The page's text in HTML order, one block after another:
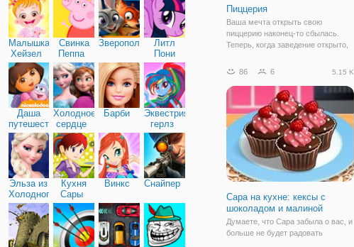
Малышка
Хейзел
Свинка
Пеппа
Зверополис
Литл
Пони
Дружба
Даша
путешественница
Холодное
сердце
Барби
Эквестрия
герлз
Эльза из
Холодного
сердца
Кухня
Сары
Винкс Снайпер
Пиццерия
Ваша мечта открыть свою
пиццерию наконец-то сбылась.
Теперь, когда заведение открыто,
проверки, можно работать по
вкусной кулинарии. Пицца -
пожалуй еда, которая
86 6 5.15 K
Сара на кухне: кексы с
шоколадом и малиной
Думаете, что Сара забыла о вас, и
больше не будет радовать